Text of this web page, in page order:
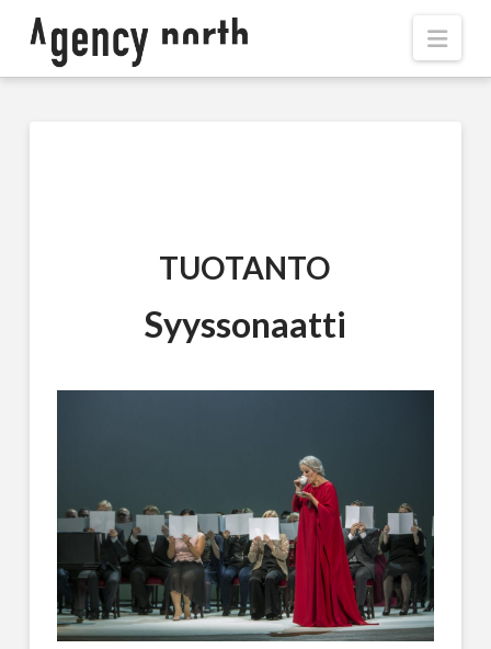
TUOTANTO
Syyssonaatti